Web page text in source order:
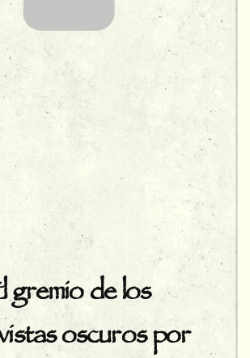
gremio de los
oscuros por